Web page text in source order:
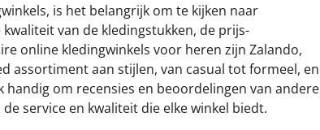
is het belangrijk om te kijken naar
van de kledingstukken, de prijs-
online kledingwinkels voor heren zijn Zalando,
assortiment aan stijlen, van casual tot formeel, en
om recensies en beoordelingen van andere
service en kwaliteit die elke winkel biedt.